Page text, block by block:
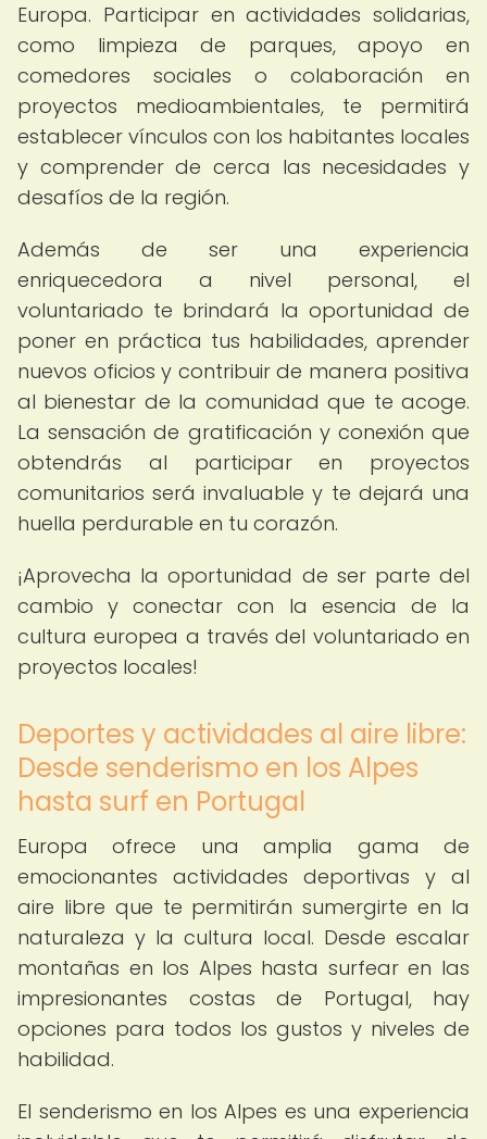
Europa. Participar en actividades solidarias,
como limpieza de parques, apoyo en
comedores sociales o colaboración en
proyectos medioambientales, te permitirá
establecer vínculos con los habitantes locales
y comprender de cerca las necesidades y
desafíos de la región.
Además de ser una experiencia
enriquecedora a nivel personal, el
voluntariado te brindará la oportunidad de
poner en práctica tus habilidades, aprender
nuevos oficios y contribuir de manera positiva
al bienestar de la comunidad que te acoge.
La sensación de gratificación y conexión que
obtendrás al participar en proyectos
comunitarios será invaluable y te dejará una
huella perdurable en tu corazón.
¡Aprovecha la oportunidad de ser parte del
cambio y conectar con la esencia de la
cultura europea a través del voluntariado en
proyectos locales!
Deportes y actividades al aire libre:
Desde senderismo en los Alpes
hasta surf en Portugal
Europa ofrece una amplia gama de
emocionantes actividades deportivas y al
aire libre que te permitirán sumergirte en la
naturaleza y la cultura local. Desde escalar
montañas en los Alpes hasta surfear en las
impresionantes costas de Portugal, hay
opciones para todos los gustos y niveles de
habilidad.
El senderismo en los Alpes es una experiencia